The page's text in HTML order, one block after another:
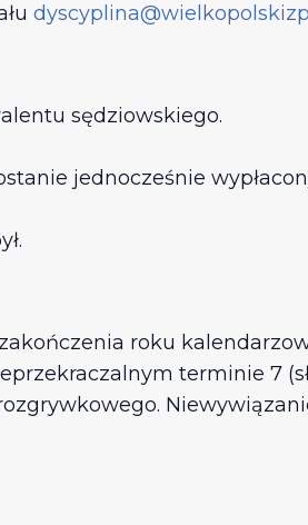
sędziowskiego.
jednocześnie
roku
terminie 7